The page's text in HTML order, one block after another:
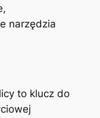
narzędzia
to klucz do